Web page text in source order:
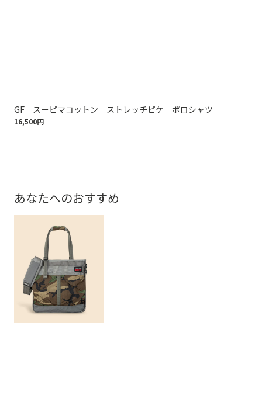
GF スーピマコットン ストレッチピケ ポロシャツ
16,500円
あなたへのおすすめ